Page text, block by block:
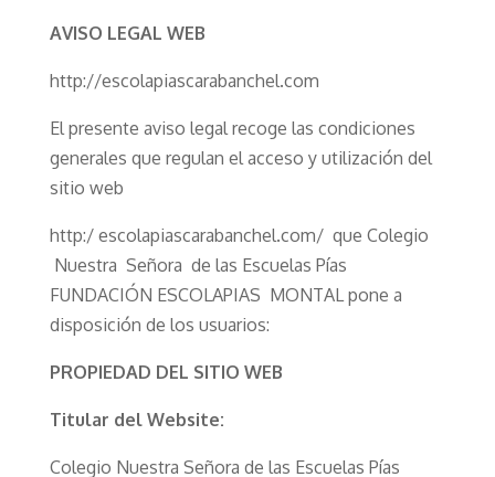
AVISO LEGAL WEB
http://escolapiascarabanchel.com
El presente aviso legal recoge las condiciones
generales que regulan el acceso y utilización del
sitio web
http:/ escolapiascarabanchel.com/ que Colegio
Nuestra Señora de las Escuelas Pías
FUNDACIÓN ESCOLAPIAS MONTAL pone a
disposición de los usuarios:
PROPIEDAD DEL SITIO WEB
Titular del Website:
Colegio Nuestra Señora de las Escuelas Pías